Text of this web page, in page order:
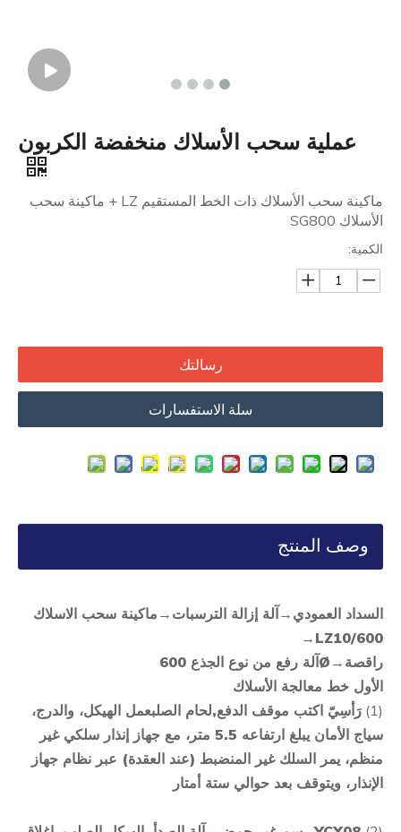
عملية سحب الأسلاك منخفضة الكربون
ماكينة سحب الأسلاك ذات الخط المستقيم LZ + ماكينة سحب
الأسلاك SG800
الكمية:
رسالتك
سلة الاستفسارات
وصف المنتج
السداد العمودي →آلة إزالة الترسبات → ماكينة سحب الاسلاك
LZ10/600
→
راقصة →Ø
آلة رفع من نوع الجذع 600
الأول خط معالجة الأسلاك
(1)
رَأسِيّ اكتب موقف الدفع,لحام الصلبعمل الهيكل، والدرج،
سياج الأمان يبلغ ارتفاعه 5.5 متر، مع جهاز إنذار سلكي غير
منظم، يمر السلك غير المنضبط (عند العقدة) عبر نظام جهاز
الإنذار، ويتوقف بعد حوالي ستة أمتار